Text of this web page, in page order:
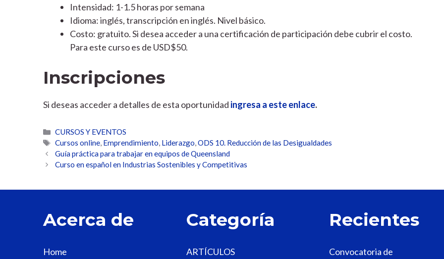
Intensidad: 1-1.5 horas por semana
Idioma: inglés, transcripción en inglés. Nivel básico.
Costo: gratuito. Si desea acceder a una certificación de participación debe cubrir el costo.
Para este curso es de USD$50.
Inscripciones
Si deseas acceder a detalles de esta oportunidad ingresa a este enlace.
Categorías
CURSOS Y EVENTOS
Etiquetas
Cursos online, Emprendimiento, Liderazgo,ODS 10. Reducción de las Desigualdades
Guía práctica para trabajar en equipos de Queensland
Curso en español en Industrias Sostenibles y Competitivas
Acerca de
Home
Categoría
ARTÍCULOS
Recientes
Convocatoria de